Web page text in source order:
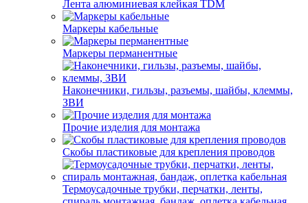
Лента алюминиевая клейкая TDM
Маркеры кабельные
Маркеры перманентные
Наконечники, гильзы, разъемы, шайбы, клеммы,
ЗВИ
Прочие изделия для монтажа
Скобы пластиковые для крепления проводов
Термоусадочные трубки, перчатки, ленты,